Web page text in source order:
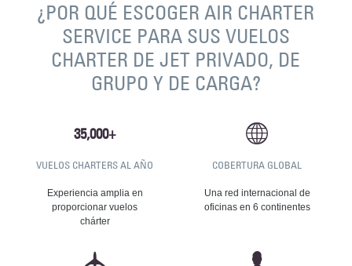
¿POR QUÉ ESCOGER AIR CHARTER
SERVICE PARA SUS VUELOS
CHARTER DE JET PRIVADO, DE
GRUPO Y DE CARGA?
VUELOS CHARTERS AL AÑO
Experiencia amplia en
proporcionar vuelos
chárter
COBERTURA GLOBAL
Una red internacional de
oficinas en 6 continentes